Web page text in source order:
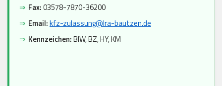
⇒ Fax:03578-7870-36200
⇒ Email:kfz-zulassung@lra-bautzen.de
⇒ Kennzeichen:BIW, BZ, HY, KM